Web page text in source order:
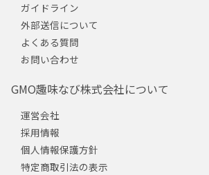
ガイドライン
外部送信について
よくある質問
お問い合わせ
GMO趣味なび株式会社について
運営会社
採用情報
個人情報保護方針
特定商取引法の表示